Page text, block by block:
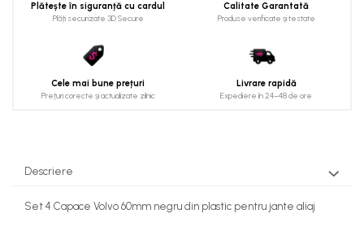
Plătește în siguranță cu cardul
Plăți securizate 3D Secure
Calitate Garantată
Produse verificate și testate
Cele mai bune prețuri
Prețuri corecte și actualizate zilnic
Livrare rapidă
Expediere în 24–48 de ore
Descriere
Set 4 Capace Volvo 60mm negru din plastic pentru jante aliaj